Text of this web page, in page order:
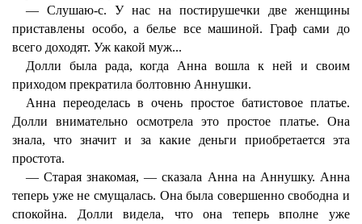
— Слушаю-с. У нас на постирушечки две женщины
приставлены особо, а белье все машиной. Граф сами до
всего доходят. Уж какой муж...
Долли была рада, когда Анна вошла к ней и своим
приходом прекратила болтовню Аннушки.
Анна переоделась в очень простое батистовое платье.
Долли внимательно осмотрела это простое платье. Она
знала, что значит и за какие деньги приобретается эта
простота.
— Старая знакомая, — сказала Анна на Аннушку. Анна
теперь уже не смущалась. Она была совершенно свободна и
спокойна. Долли видела, что она теперь вполне уже